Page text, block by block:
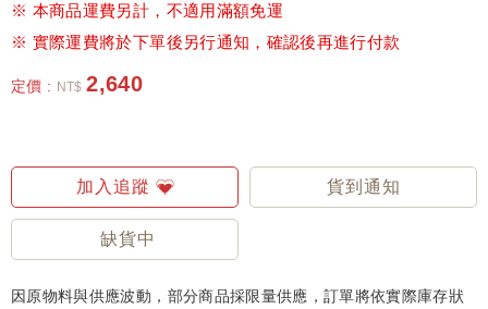
※ 本商品運費另計，不適用滿額免運
※ 實際運費將於下單後另行通知，確認後再進行付款
定價 : NT$ 2,640
加入追蹤 貨到通知
缺貨中
因原物料與供應波動，部分商品採限量供應，訂單將依實際庫存狀